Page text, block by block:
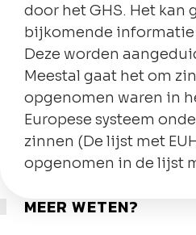
door het GHS. Het kan
bijkomende informatie
Deze worden
Meestal gaat het om
opgenomen waren in
Europese systeem
zinnen (De lijst met
opgenomen in de lijst
MEER WETEN?